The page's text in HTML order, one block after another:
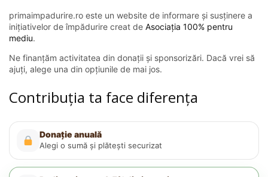
primaimpadurire.ro este un website de informare și susținere a
inițiativelor de împădurire creat de Asociația 100% pentru
mediu.
Ne finanțăm activitatea din donații și sponsorizări. Dacă vrei să
ajuți, alege una din opțiunile de mai jos.
Contribuția ta face diferența
Donație anuală
Alegi o sumă și plătești securizat